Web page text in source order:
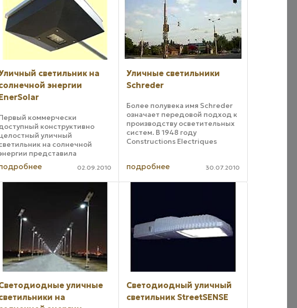
светильник на
энергии
коммерчески
конструктивно
уличный
на солнечной
представила
компания Enertia Engineering.
светильник получил
EnerSolar фонарем.
солнечноэнергетический
светильник от ...
02.09.2010
Уличные светильники
Schreder
Более полувека имя Schreder
означает передовой подход к
производству осветительных
систем. В 1948 году
Constructions Electriques
первым производителем
подробнее 30.07.2010
уличные
на
Светодиодный уличный
светильник StreetSENSE